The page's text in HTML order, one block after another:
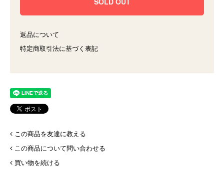
返品について
特定商取引法に基づく表記
この商品を友達に教える
この商品について問い合わせる
買い物を続ける